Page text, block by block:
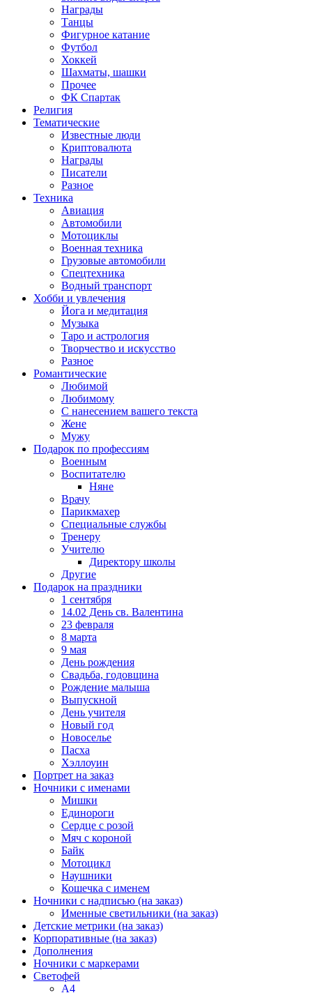
Награды
Танцы
Фигурное катание
Футбол
Хоккей
Шахматы, шашки
Прочее
ФК Спартак
Религия
Тематические
Известные люди
Криптовалюта
Награды
Писатели
Разное
Техника
Авиация
Автомобили
Мотоциклы
Военная техника
Грузовые автомобили
Спецтехника
Водный транспорт
Хобби и увлечения
Йога и медитация
Музыка
Таро и астрология
Творчество и искусство
Разное
Романтические
Любимой
Любимому
С нанесением вашего текста
Жене
Мужу
Подарок по профессиям
Военным
Воспитателю
Няне
Врачу
Парикмахер
Специальные службы
Тренеру
Учителю
Директору школы
Другие
Подарок на праздники
1 сентября
14.02 День св. Валентина
23 февраля
8 марта
9 мая
День рождения
Свадьба, годовщина
Рождение малыша
Выпускной
День учителя
Новый год
Новоселье
Пасха
Хэллоуин
Портрет на заказ
Ночники с именами
Мишки
Единороги
Сердце с розой
Мяч с короной
Байк
Мотоцикл
Наушники
Кошечка с именем
Ночники с надписью (на заказ)
Именные светильники (на заказ)
Детские метрики (на заказ)
Корпоративные (на заказ)
Дополнения
Ночники с маркерами
Светофей
А4